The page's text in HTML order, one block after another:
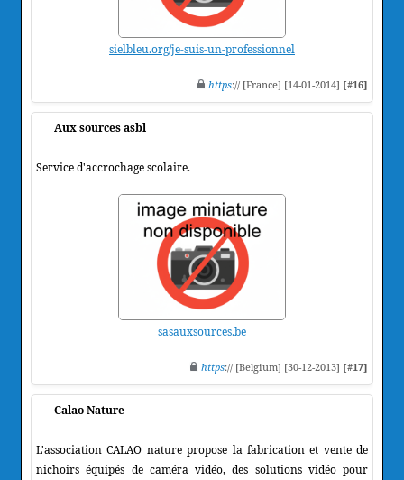
sielbleu.org/je-suis-un-professionnel
https:// [France] [14-01-2014] [#16]
Aux sources asbl
Service d'accrochage scolaire.
sasauxsources.be
https:// [Belgium] [30-12-2013] [#17]
Calao Nature
L'association CALAO nature propose la fabrication et vente de
nichoirs équipés de caméra vidéo, des solutions vidéo pour